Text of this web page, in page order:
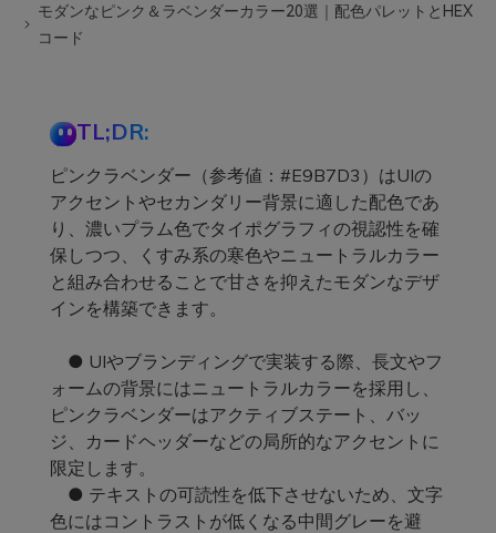
モダンなピンク＆ラベンダーカラー20選｜配色パレットとHEX
コード
TL;DR:
ピンクラベンダー（参考値：#E9B7D3）はUIの
アクセントやセカンダリー背景に適した配色であ
り、濃いプラム色でタイポグラフィの視認性を確
保しつつ、くすみ系の寒色やニュートラルカラー
と組み合わせることで甘さを抑えたモダンなデザ
インを構築できます。
● UIやブランディングで実装する際、長文やフ
ォームの背景にはニュートラルカラーを採用し、
ピンクラベンダーはアクティブステート、バッ
ジ、カードヘッダーなどの局所的なアクセントに
限定します。
● テキストの可読性を低下させないため、文字
色にはコントラストが低くなる中間グレーを避